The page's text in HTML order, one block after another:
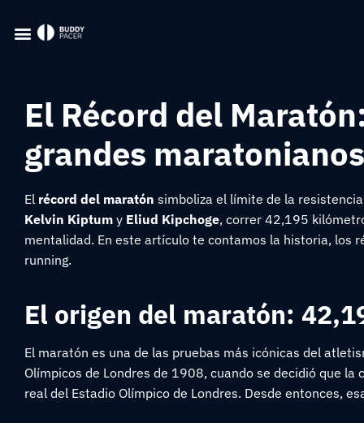
El Récord del
grandes maratonianos
El récord del maratón simboliza el límite de la
Kelvin Kiptum y Eliud Kipchoge, correr 42,195
mentalidad. En este artículo te contamos la historia, los
running.
El origen del maratón:
El maratón es una de las pruebas más icónicas del
Olímpicos de Londres de 1908, cuando se decidió que
real del Estadio Olímpico de Londres. Desde entonces,